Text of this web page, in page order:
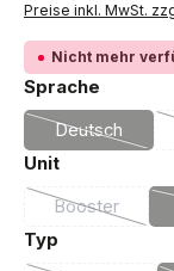
Preise inkl. MwSt.
Nicht mehr
Sprache
Deutsch
(Diese
Unitauswählen
Booster
(Diese
Typ